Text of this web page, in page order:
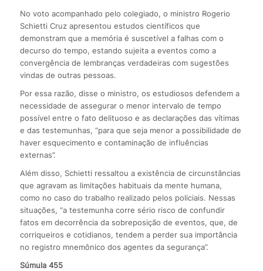
No voto acompanhado pelo colegiado, o ministro Rogerio
Schietti Cruz apresentou estudos científicos que
demonstram que a memória é suscetível a falhas com o
decurso do tempo, estando sujeita a eventos como a
convergência de lembranças verdadeiras com sugestões
vindas de outras pessoas.
Por essa razão, disse o ministro, os estudiosos defendem a
necessidade de assegurar o menor intervalo de tempo
possível entre o fato delituoso e as declarações das vítimas
e das testemunhas, “para que seja menor a possibilidade de
haver esquecimento e contaminação de influências
externas”.
Além disso, Schietti ressaltou a existência de circunstâncias
que agravam as limitações habituais da mente humana,
como no caso do trabalho realizado pelos policiais. Nessas
situações, “a testemunha corre sério risco de confundir
fatos em decorrência da sobreposição de eventos, que, de
corriqueiros e cotidianos, tendem a perder sua importância
no registro mnemônico dos agentes da segurança”.
Súmula 455